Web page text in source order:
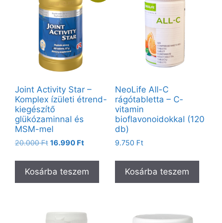
Joint Activity Star –
Komplex ízületi étrend-
kiegészítő
glükózaminnal és
MSM-mel
20.000Ft 16.990 Ft
Kosárba teszem
NeoLife All-C
rágótabletta – C-
vitamin
bioflavonoidokkal (120
db)
9.750 Ft
Kosárba teszem